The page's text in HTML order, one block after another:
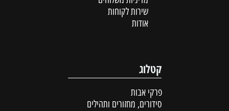
שירות לקוחות
אודות
קטלוג
פרקי אבות
סידורים, מחזורים ותהילים